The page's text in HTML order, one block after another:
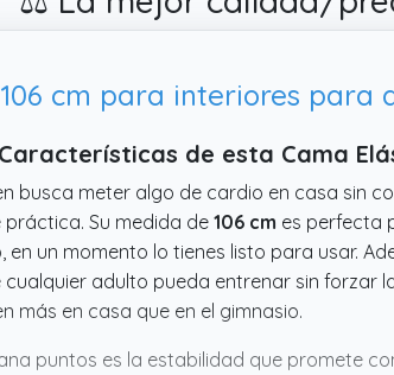
cm para interiores para
Características de esta Cama
busca meter algo de cardio en casa sin
Su medida de106 cm es perfecta
en un momento lo tienes listo para usar.
adulto pueda entrenar sin forzar
más en casa que en el gimnasio.
puntos es la estabilidad que promete